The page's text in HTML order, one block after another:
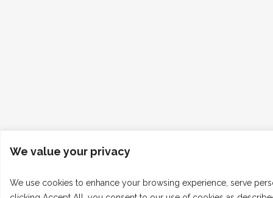
We value your privacy
We use cookies to enhance your browsing experience, serve